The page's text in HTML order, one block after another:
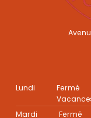
Lundi
Fermé
Mardi
Fermé